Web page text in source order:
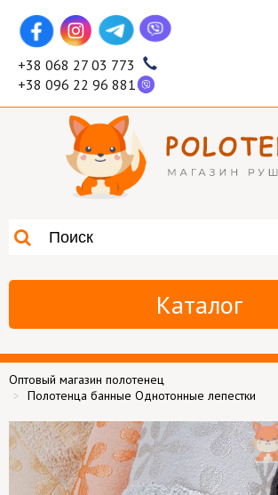
+38 068 27 03 773
+38 096 22 96 881
Каталог
Оптовый магазин полотенец
Полотенца банные Однотонные лепестки